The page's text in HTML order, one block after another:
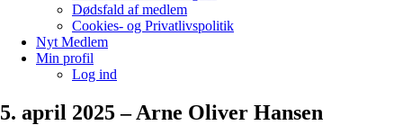
Dødsfald af medlem
Cookies- og Privatlivspolitik
Nyt Medlem
Min profil
Log ind
5. april 2025 – Arne Oliver Hansen